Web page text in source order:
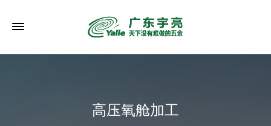
高压氧舱加工